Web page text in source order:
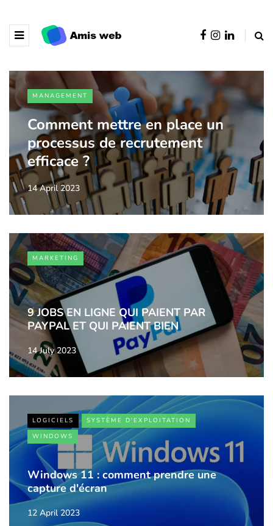
MANAGEMENT
Comment mettre en place un
processus de recrutement
efficace ?
14 April 2023
MARKETING
9 JOBS EN LIGNE QUI PAIENT PAR
PAYPAL ET QUI PAIENT BIEN
14 July 2023
LOGICIELS
SYSTÈME D'EXPLOITATION
WINDOWS
Windows 11 : comment prendre une
capture d'écran
12 April 2023